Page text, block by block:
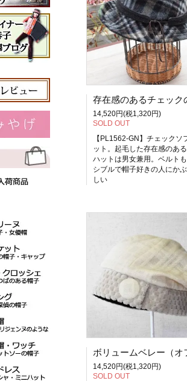
14,520円(税1,320円)
SOLD OUT
【PL1562-GN】チェックソ
ット。起毛した存在感のあ
ハットは男女兼用。ベルト
シブルで帽子好きの人にか
しい
14,520円(税1,320円)
SOLD OUT